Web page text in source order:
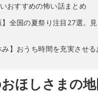
おすすめの怖い話まとめ
】全国の夏祭り注目27選。
み】おうち時間を充実させ
ほしさまの